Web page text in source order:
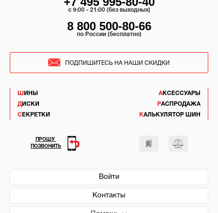
ШИНЫ
ДИСКИ
СЕКРЕТКИ
АКСЕССУАРЫ
РАСПРОДАЖА
КАЛЬКУЛЯТОР ШИН
Войти
Контакты
c 9:00 - 21:00 (без выходных)
8 800 500-80-66
по России (бесплатно)
ПОДПИШИТЕСЬ НА НАШИ СКИДКИ
ПРОШУ
ПОЗВОНИТЬ